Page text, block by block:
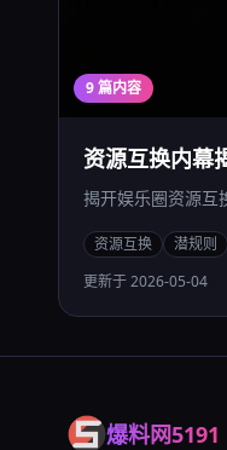
9 篇内容
资源互换内幕
揭开娱乐圈资源互
资源互换 潜规则
更新于 2026-05-04
爆料网5191